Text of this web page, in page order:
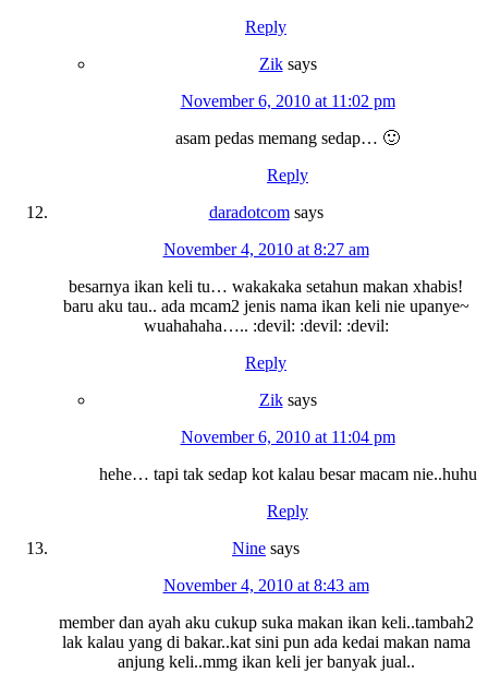
Reply
Zik says
November 6, 2010 at 11:02 pm
asam pedas memang sedap… 🙂
Reply
daradotcom says
November 4, 2010 at 8:27 am
besarnya ikan keli tu… wakakaka setahun makan xhabis!
baru aku tau.. ada mcam2 jenis nama ikan keli nie upanye~
wuahahaha….. :devil: :devil: :devil:
Reply
Zik says
November 6, 2010 at 11:04 pm
hehe… tapi tak sedap kot kalau besar macam nie..huhu
Reply
Nine says
November 4, 2010 at 8:43 am
member dan ayah aku cukup suka makan ikan keli..tambah2
lak kalau yang di bakar..kat sini pun ada kedai makan nama
anjung keli..mmg ikan keli jer banyak jual..